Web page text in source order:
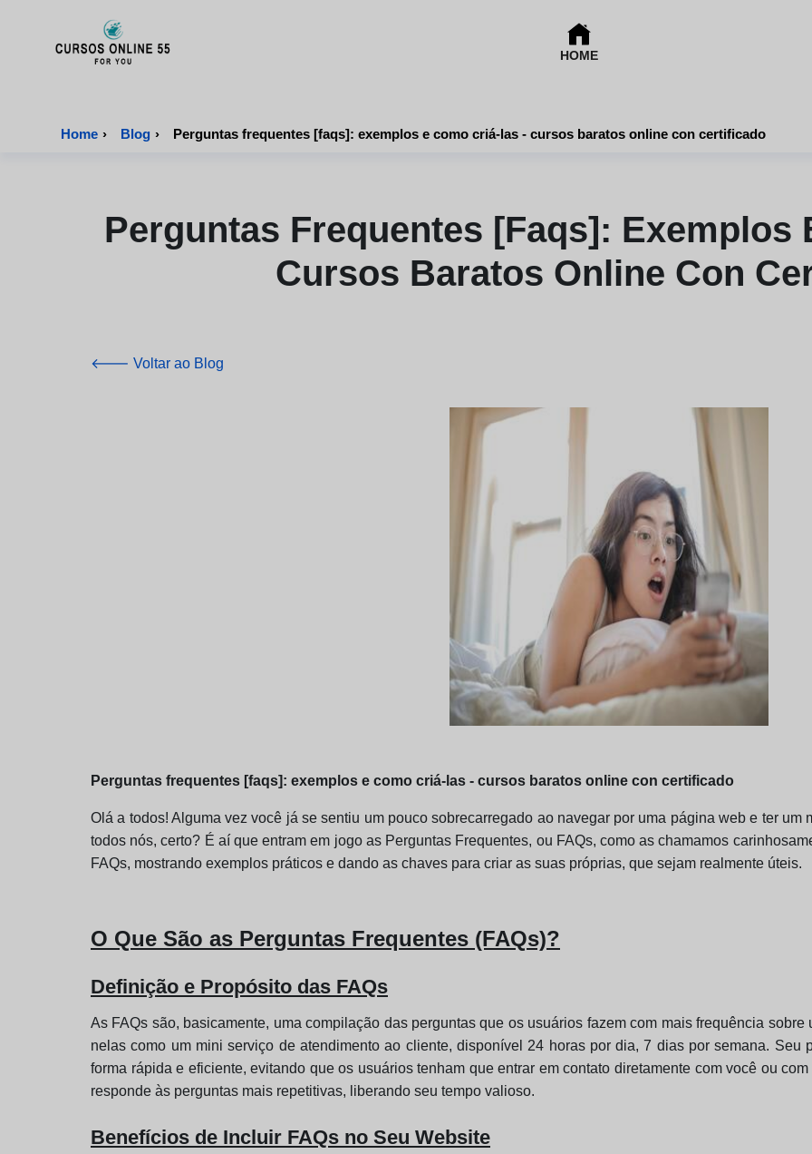
HOME
Home › Blog › Perguntas frequentes [faqs]: exemplos e como criá-las - cursos baratos online con certificado
Perguntas Frequentes [faqs]: Exemplos
Cursos Baratos Online Con
🡐 Voltar ao Blog
Perguntas frequentes [faqs]: exemplos e como criá-las - cursos baratos online con certificado
Olá a todos! Alguma vez você já se sentiu um pouco sobrecarregado ao navegar por uma página web e ter um
todos nós, certo? É aí que entram em jogo as Perguntas Frequentes, ou FAQs, como as chamamos
FAQs, mostrando exemplos práticos e dando as chaves para criar as suas próprias, que sejam realmente úteis.
O Que São as Perguntas Frequentes (FAQs)?
Definição e Propósito das FAQs
As FAQs são, basicamente, uma compilação das perguntas que os usuários fazem com mais frequência
nelas como um mini serviço de atendimento ao cliente, disponível 24 horas por dia, 7 dias por semana. Seu
forma rápida e eficiente, evitando que os usuários tenham que entrar em contato diretamente com você ou
responde às perguntas mais repetitivas, liberando seu tempo valioso.
Benefícios de Incluir FAQs no Seu Website